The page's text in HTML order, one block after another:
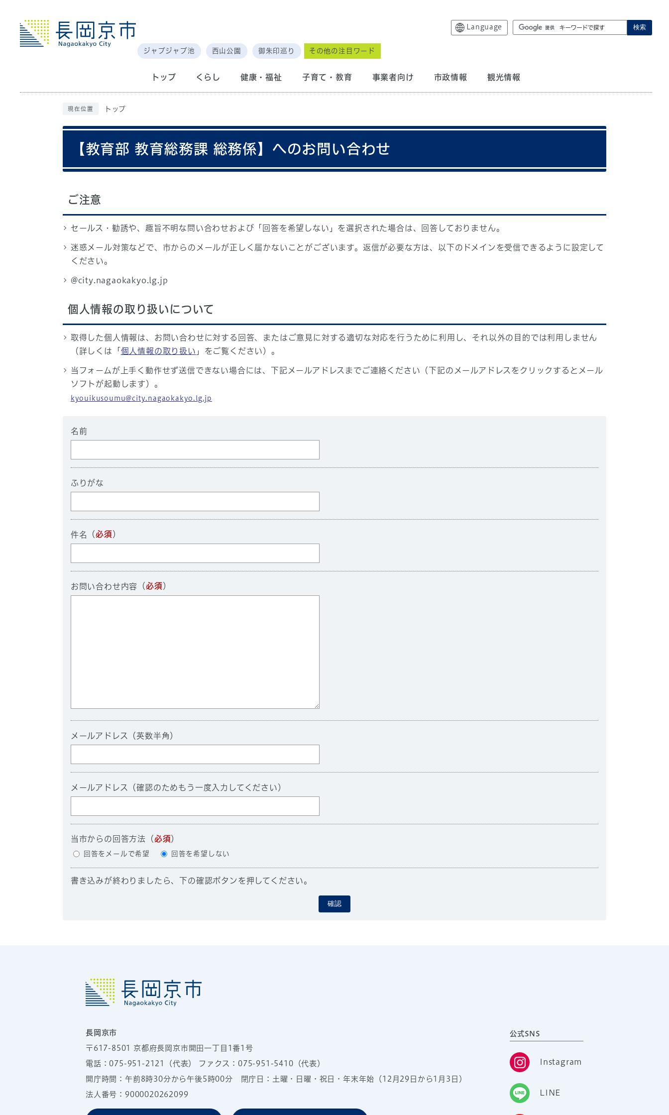
Language 検索
ジャブジャブ池 西山公園 御朱印巡り その他の注目ワード
トップ くらし 健康・福祉 子育て・教育 事業者向け 市政情報 観光情報
現在位置 トップ
【教育部 教育総務課 総務係】へのお問い合わせ
ご注意
セールス・勧誘や、趣旨不明な問い合わせおよび「回答を希望しない」を選択された場合は、回答しておりません。
迷惑メール対策などで、市からのメールが正しく届かないことがございます。返信が必要な方は、以下のドメインを受信できるように設定して
ください。
@city.nagaokakyo.lg.jp
個人情報の取り扱いについて
取得した個人情報は、お問い合わせに対する回答、またはご意見に対する適切な対応を行うために利用し、それ以外の目的では利用しません
（詳しくは「 個人情報の取り扱い 」をご覧ください）。
当フォームが上手く動作せず送信できない場合には、下記メールアドレスまでご連絡ください（下記のメールアドレスをクリックするとメール
ソフトが起動します）。
kyouikusoumu@city.nagaokakyo.lg.jp
名前
ふりがな
件名 （必須 ）
お問い合わせ内容 （必須 ）
メールアドレス（英数半角）
メールアドレス（確認のためもう一度入力してください）
当市からの回答方法 （必須）
回答をメールで希望 回答を希望しない
書き込みが終わりましたら、下の確認ボタンを押してください。
確認
長岡京市
〒617-8501 京都府長岡京市開田一丁目1番1号
電話：075-951-2121 （代表） ファクス：075-951-5410（代表）
開庁時間：午前8時30分から午後5時00分 閉庁日：土曜・日曜・祝日・年末年始（12月29日から1月3日）
法人番号：9000020262099
公式SNS
Instagram
LINE